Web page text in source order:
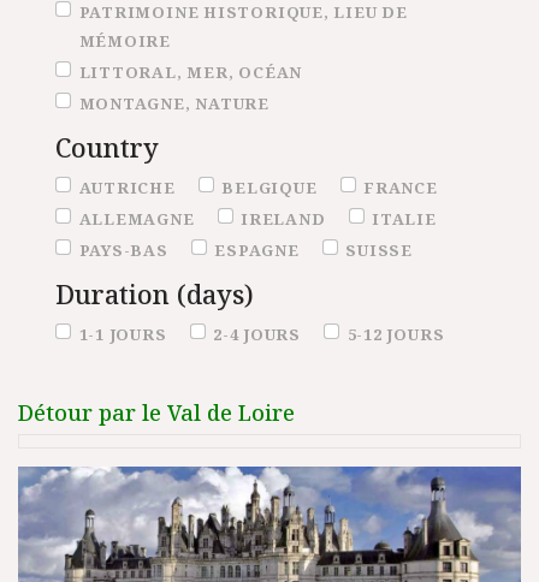
PATRIMOINE HISTORIQUE, LIEU DE
MÉMOIRE
LITTORAL, MER, OCÉAN
MONTAGNE, NATURE
Country
Country
AUTRICHE BELGIQUE
FRANCE
ALLEMAGNE
IRELAND
ITALIE
PAYS-BAS
ESPAGNE SUISSE
Duration (days)
Duration (days)
1-1 JOURS 2-4 JOURS 5-12 JOURS
Détour par le Val de Loire